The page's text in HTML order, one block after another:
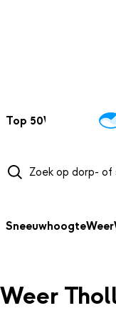
Top 50Webcams
SneeuwhoogteWeer
Weer